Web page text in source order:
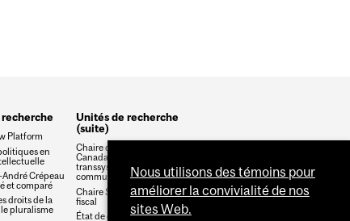
Platform
en
Crépeau
et comparé
droits de la
pluralisme
Unités de recherche
(suite)
Chaire de recherche du
Canada en droit des biens
transsystémique et
communautés durables
Chaire Stikeman en droit
fiscal
État de droit et
Nous utilisons des témoins pour
améliorer la convivialité de nos
sites Web.